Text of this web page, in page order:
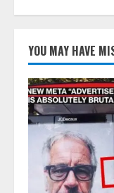
YOU MAY HAVE